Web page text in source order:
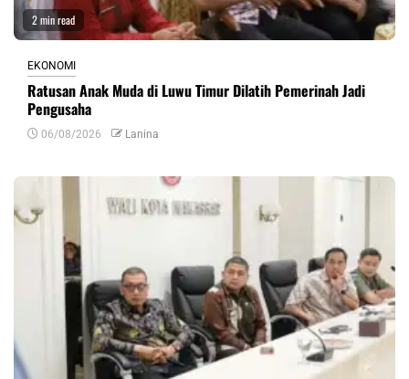
2 min read
EKONOMI
Ratusan Anak Muda di Luwu Timur Dilatih Pemerinah Jadi
Pengusaha
06/08/2026 Lanina